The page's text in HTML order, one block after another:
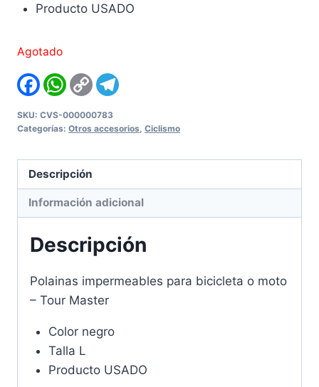
Producto USADO
Agotado
FacebookWhatsApp
Copy
Link
SKU: CVS-000000783
Categorías: Otros accesorios, Ciclismo
Descripción
Información adicional
Descripción
Polainas impermeables para bicicleta o moto
– Tour Master
Color negro
Talla L
Producto USADO